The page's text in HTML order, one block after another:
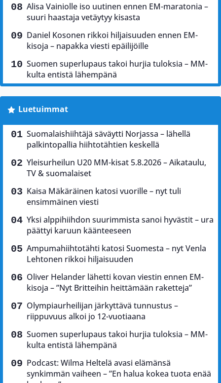
Alisa Vainiolle iso uutinen ennen EM-maratonia –
suuri haastaja vetäytyy kisasta
Daniel Kosonen rikkoi hiljaisuuden ennen EM-
kisoja – napakka viesti epäilijöille
Suomen superlupaus takoi hurjia tuloksia – MM-
kulta entistä lähempänä
Luetuimmat
Suomalaishiihtäjä säväytti Norjassa – lähellä
palkintopallia hiihtotähtien keskellä
Yleisurheilun U20 MM-kisat 5.8.2026 – Aikataulu,
TV & suomalaiset
Kaisa Mäkäräinen katosi vuorille – nyt tuli
ensimmäinen viesti
Yksi alppihiihdon suurimmista sanoi hyvästit – ura
päättyi karuun käänteeseen
Ampumahiihtotähti katosi Suomesta – nyt Venla
Lehtonen rikkoi hiljaisuuden
Oliver Helander lähetti kovan viestin ennen EM-
kisoja – ”Nyt Britteihin heittämään raketteja”
Olympiaurheilijan järkyttävä tunnustus –
riippuvuus alkoi jo 12-vuotiaana
Suomen superlupaus takoi hurjia tuloksia – MM-
kulta entistä lähempänä
Podcast: Wilma Heltelä avasi elämänsä
synkimmän vaiheen – ”En halua kokea tuota enää